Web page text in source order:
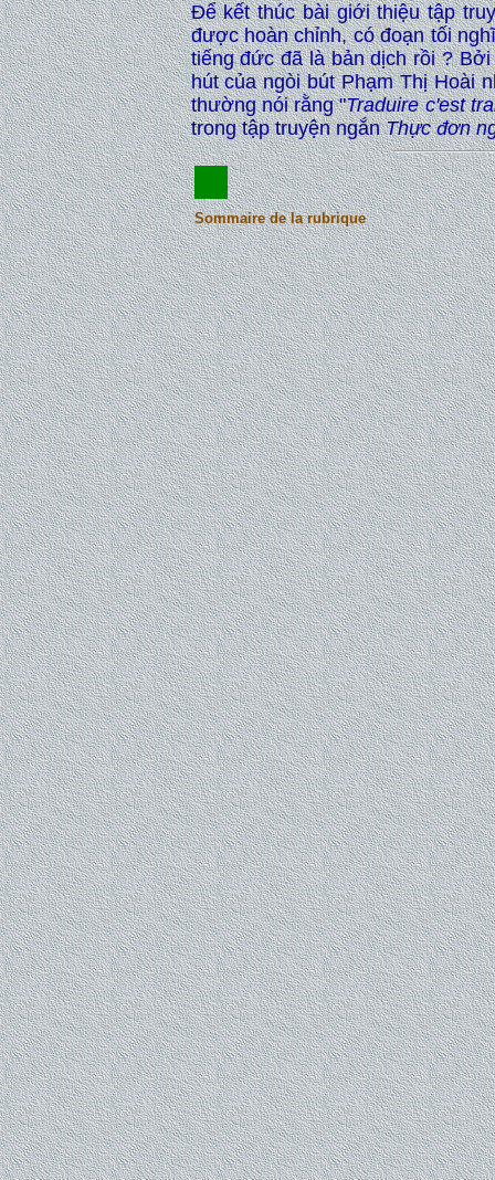
Để kết thúc bài giới thiệu tập
được hoàn chỉnh, có đoạn tối
tiếng đức đã là bản dịch rồi ?
hút của ngòi bút Phạm Thị Hoài
thường nói rằng "Traduire c'est
trong tập truyện ngắnThực đơn
Sommaire de la rubrique